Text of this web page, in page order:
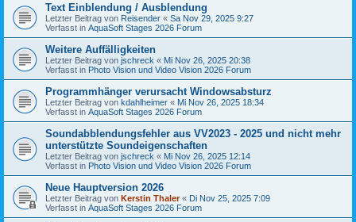
Text Einblendung / Ausblendung
Letzter Beitrag von Reisender « Sa Nov 29, 2025 9:27
Verfasst in AquaSoft Stages 2026 Forum
Weitere Auffälligkeiten
Letzter Beitrag von jschreck « Mi Nov 26, 2025 20:38
Verfasst in Photo Vision und Video Vision 2026 Forum
Programmhänger verursacht Windowsabsturz
Letzter Beitrag von kdahlheimer « Mi Nov 26, 2025 18:34
Verfasst in AquaSoft Stages 2026 Forum
Soundabblendungsfehler aus VV2023 - 2025 und nicht mehr
unterstützte Soundeigenschaften
Letzter Beitrag von jschreck « Mi Nov 26, 2025 12:14
Verfasst in Photo Vision und Video Vision 2026 Forum
Neue Hauptversion 2026
Letzter Beitrag von Kerstin Thaler« Di Nov 25, 2025 7:09
Verfasst in AquaSoft Stages 2026 Forum